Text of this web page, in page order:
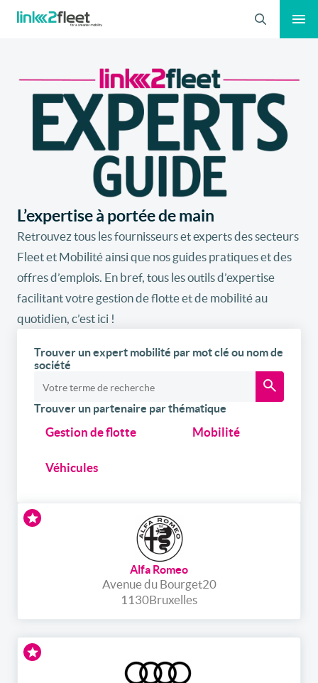
Recherche
L’expertise à portée de main
Retrouvez tous les fournisseurs et experts des secteurs
Fleet et Mobilité ainsi que nos guides pratiques et des
offres d’emplois. En bref, tous les outils d’expertise
facilitant votre gestion de flotte et de mobilité au
quotidien, c’est ici !
Trouver un expert mobilité par mot clé ou nom de
société
Trouver un partenaire par thématique
Gestion de flotte Mobilité
Véhicules
Alfa Romeo
Avenue du Bourget20
1130Bruxelles